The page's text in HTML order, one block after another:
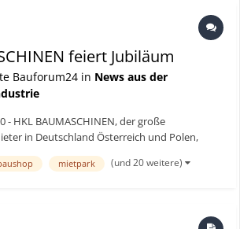
feiert Jubiläum
Bauforum24 in News aus der
- HKL BAUMASCHINEN, der große
in Deutschland Österreich und Polen,
Jubiläum: Seit 50 Jahren bietet
mit seinem Mietpark-, Baushop- und
mietpark (und 20 weitere)